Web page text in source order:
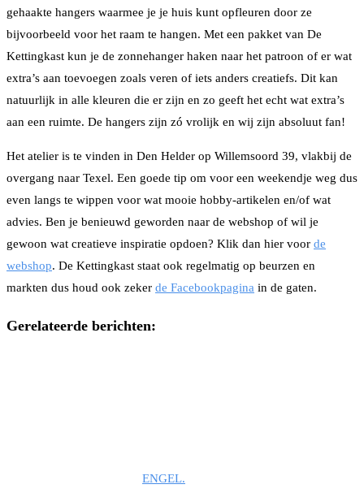
gehaakte hangers waarmee je je huis kunt opfleuren door ze
bijvoorbeeld voor het raam te hangen. Met een pakket van De
Kettingkast kun je de zonnehanger haken naar het patroon of er wat
extra’s aan toevoegen zoals veren of iets anders creatiefs. Dit kan
natuurlijk in alle kleuren die er zijn en zo geeft het echt wat extra’s
aan een ruimte. De hangers zijn zó vrolijk en wij zijn absoluut fan!
Het atelier is te vinden in Den Helder op Willemsoord 39, vlakbij de
overgang naar Texel. Een goede tip om voor een weekendje weg dus
even langs te wippen voor wat mooie hobby-artikelen en/of wat
advies. Ben je benieuwd geworden naar de webshop of wil je
gewoon wat creatieve inspiratie opdoen? Klik dan hier voor de
webshop. De Kettingkast staat ook regelmatig op beurzen en
markten dus houd ook zeker de Facebookpagina in de gaten.
Gerelateerde berichten:
ENGEL.